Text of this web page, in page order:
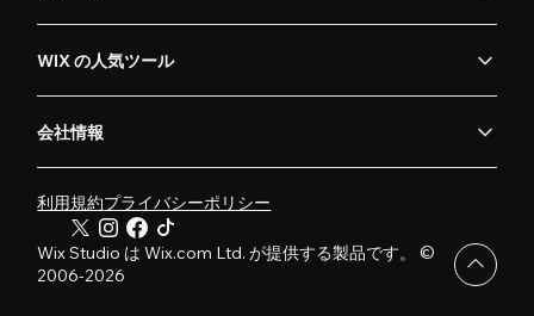
WIX の人気ツール
会社情報
利用規約プライバシーポリシー
Wix Studio は Wix.com Ltd. が提供する製品です。 ©
2006-2026